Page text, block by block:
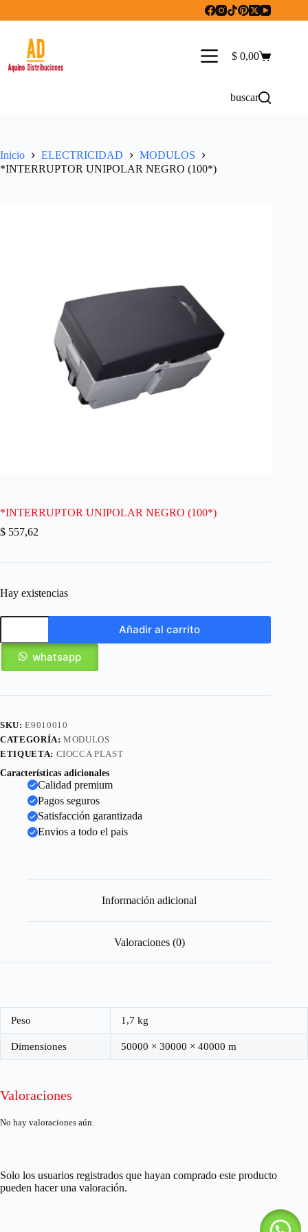
Carro
$ 0,00
buscar
Inicio ELECTRICIDAD
MODULOS
*INTERRUPTOR UNIPOLAR NEGRO (100*)
*INTERRUPTOR UNIPOLAR NEGRO (100*)
$ 557,62
Hay existencias
Añadir al carrito
whatsapp
SKU:E9010010
CATEGORÍA:MODULOS
ETIQUETA: CIOCCA PLAST
Características adicionales
Calidad premium
Pagos seguros
Satisfacción garantizada
Envios a todo el pais
Información adicional
Valoraciones (0)
Peso 1,7 kg
Dimensiones 50000 × 30000 × 40000 m
Valoraciones
No hay valoraciones aún.
Solo los usuarios registrados que hayan comprado este producto
pueden hacer una valoración.